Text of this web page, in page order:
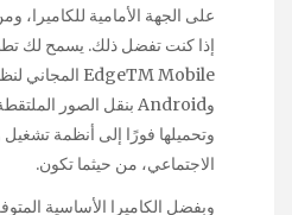
على الجهة الأمامية للكاميرا،
وتحميلها فورًا إلى أنظمة
الاجتماعي، من حيثما تكون.